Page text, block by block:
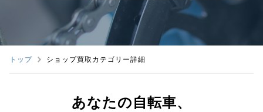
トップ ショップ買取カテゴリー詳細
あなたの自転車、